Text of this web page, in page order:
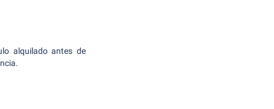
alquilado antes de